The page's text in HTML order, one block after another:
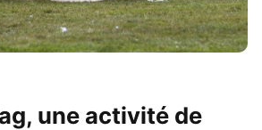
une activité de